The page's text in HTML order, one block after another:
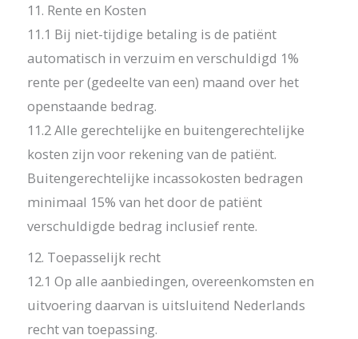
11. Rente en Kosten
11.1 Bij niet-tijdige betaling is de patiënt
automatisch in verzuim en verschuldigd 1%
rente per (gedeelte van een) maand over het
openstaande bedrag.
11.2 Alle gerechtelijke en buitengerechtelijke
kosten zijn voor rekening van de patiënt.
Buitengerechtelijke incassokosten bedragen
minimaal 15% van het door de patiënt
verschuldigde bedrag inclusief rente.
12. Toepasselijk recht
12.1 Op alle aanbiedingen, overeenkomsten en
uitvoering daarvan is uitsluitend Nederlands
recht van toepassing.